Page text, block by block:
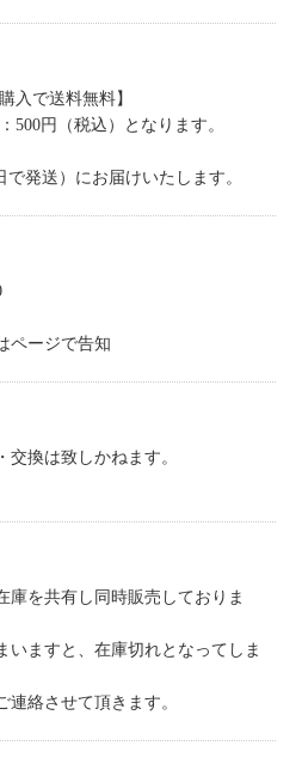
入で送料無料】
500円（税込）となります。
で発送）にお届けいたします。
ページで告知
交換は致しかねます。
庫を共有し同時販売しておりま
いますと、在庫切れとなってしま
連絡させて頂きます。